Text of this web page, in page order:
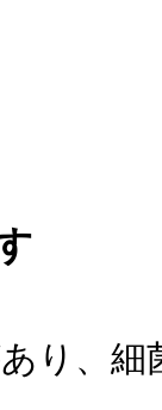
り、